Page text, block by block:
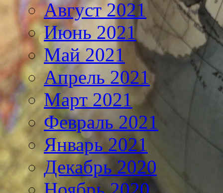
Август 2021
Июнь 2021
Май 2021
Апрель 2021
Март 2021
Февраль 2021
Январь 2021
Декабрь 2020